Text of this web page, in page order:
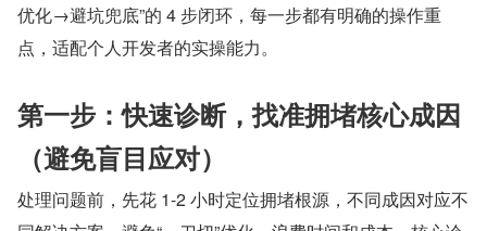
优化→避坑兜底”的 4 步闭环，每一步都有明确的操作重
点，适配个人开发者的实操能力。
第一步：快速诊断，找准拥堵核心成因
（避免盲目应对）
处理问题前，先花 1-2 小时定位拥堵根源，不同成因对应不